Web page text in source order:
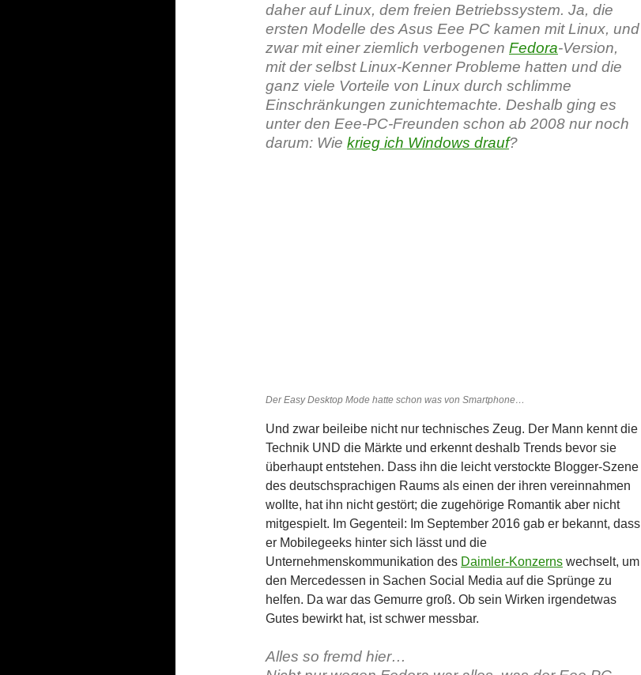
daher auf Linux, dem freien Betriebssystem. Ja, die
ersten Modelle des Asus Eee PC kamen mit Linux, und
zwar mit einer ziemlich verbogenen Fedora-Version,
mit der selbst Linux-Kenner Probleme hatten und die
ganz viele Vorteile von Linux durch schlimme
Einschränkungen zunichtemachte. Deshalb ging es
unter den Eee-PC-Freunden schon ab 2008 nur noch
darum: Wie krieg ich Windows drauf?
Der Easy Desktop Mode hatte schon was von Smartphone…
Und zwar beileibe nicht nur technisches Zeug. Der Mann kennt die
Technik UND die Märkte und erkennt deshalb Trends bevor sie
überhaupt entstehen. Dass ihn die leicht verstockte Blogger-Szene
des deutschsprachigen Raums als einen der ihren vereinnahmen
wollte, hat ihn nicht gestört; die zugehörige Romantik aber nicht
mitgespielt. Im Gegenteil: Im September 2016 gab er bekannt, dass
er Mobilegeeks hinter sich lässt und die
Unternehmenskommunikation des Daimler-Konzerns wechselt, um
den Mercedessen in Sachen Social Media auf die Sprünge zu
helfen. Da war das Gemurre groß. Ob sein Wirken irgendetwas
Gutes bewirkt hat, ist schwer messbar.
Alles so fremd hier…